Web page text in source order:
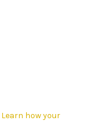
Learn how your